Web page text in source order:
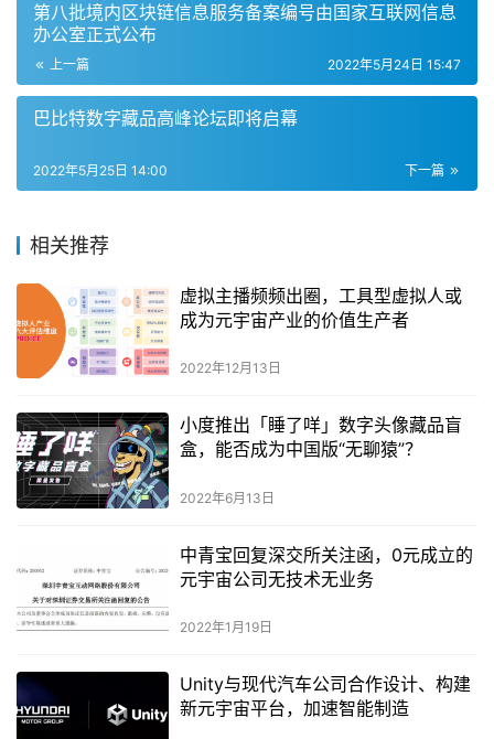
第八批境内区块链信息服务备案编号由国家互联网信息
办公室正式公布
上一篇 2022年5月24日 15:47
巴比特数字藏品高峰论坛即将启幕
下一篇
2022年5月25日 14:00
相关推荐
虚拟主播频频出圈，工具型虚拟人或
成为元宇宙产业的价值生产者
2022年12月13日
小度推出「睡了咩」数字头像藏品盲
盒，能否成为中国版“无聊猿”？
2022年6月13日
中青宝回复深交所关注函，0元成立的
元宇宙公司无技术无业务
2022年1月19日
Unity与现代汽车公司合作设计、构建
新元宇宙平台，加速智能制造